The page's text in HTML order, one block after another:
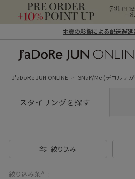
地震の影響による配送遅延
ン オンライン）
J'aDoRe JUN ONLINE SNaP/Me (デコルテ
スタイリングを探す
絞り込み
絞り込み条件 :